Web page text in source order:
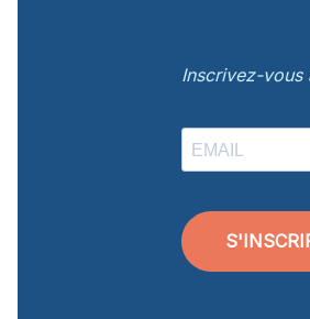
Inscrivez-vous